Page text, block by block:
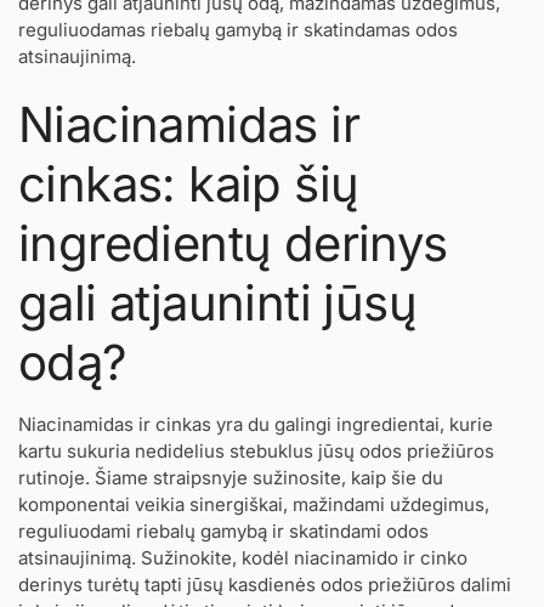
reguliuodamas riebalų gamybą ir skatindamas odos
atsinaujinimą.
Niacinamidas ir
cinkas: kaip šių
ingredientų derinys
gali atjauninti jūsų
odą?
Niacinamidas ir cinkas yra du galingi ingredientai, kurie
kartu sukuria nedidelius stebuklus jūsų odos priežiūros
rutinoje. Šiame straipsnyje sužinosite, kaip šie du
komponentai veikia sinergiškai, mažindami uždegimus,
reguliuodami riebalų gamybą ir skatindami odos
atsinaujinimą. Sužinokite, kodėl niacinamido ir cinko
derinys turėtų tapti jūsų kasdienės odos priežiūros dalimi